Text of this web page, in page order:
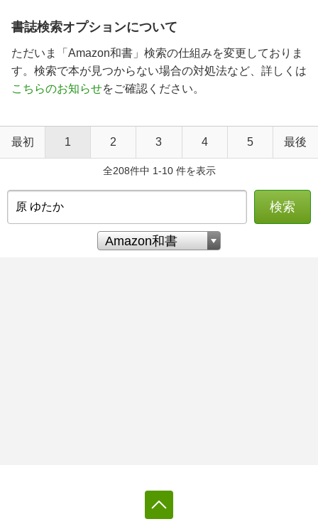
書誌検索オプションについて
ただいま「Amazon和書」検索の仕組みを変更しておりま
す。検索で本が見つからない場合の対処法など、詳しくは
こちらのお知らせをご確認ください。
最初 1 2 3 4 5 最後
全208件中 1-10 件を表示
検索